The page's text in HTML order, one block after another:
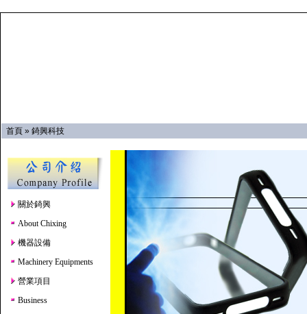
首頁 » 錡興科技
關於錡興
About Chixing
機器設備
Machinery Equipments
營業項目
Business